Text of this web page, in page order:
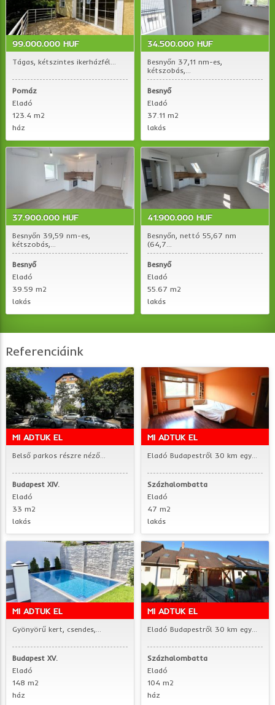
99.000.000 HUF
Tágas, kétszintes ikerházfél...
Pomáz
Eladó
123.4 m2
ház
34.500.000 HUF
Besnyőn 37,11 nm-es,
kétszobás,...
Besnyő
Eladó
37.11 m2
lakás
37.900.000 HUF
Besnyőn 39,59 nm-es,
kétszobás,...
Besnyő
Eladó
39.59 m2
lakás
41.900.000 HUF
Besnyőn, nettó 55,67 nm
(64,7...
Besnyő
Eladó
55.67 m2
lakás
Referenciáink
MI ADTUK EL
Belső parkos részre néző...
Budapest XIV.
Eladó
33 m2
lakás
MI ADTUK EL
Eladó Budapestről 30 km egy...
Százhalombatta
Eladó
47 m2
lakás
MI ADTUK EL
Gyönyörű kert, csendes,...
Budapest XV.
Eladó
148 m2
ház
MI ADTUK EL
Eladó Budapestről 30 km egy...
Százhalombatta
Eladó
104 m2
ház